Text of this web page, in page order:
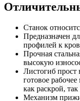
Станок
Предназначен
профилей к
Прочная
высокую
Листогиб прост
готовое
как раскрой,
Механизм